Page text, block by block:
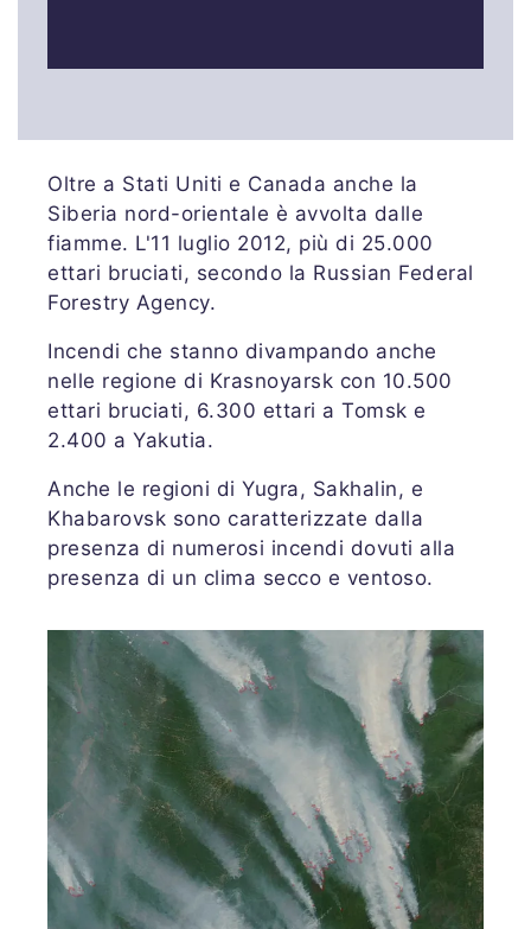
Oltre a Stati Uniti e Canada anche la
Siberia nord-orientale è avvolta dalle
fiamme. L'11 luglio 2012, più di 25.000
ettari bruciati, secondo la Russian Federal
Forestry Agency.
Incendi che stanno divampando anche
nelle regione di Krasnoyarsk con 10.500
ettari bruciati, 6.300 ettari a Tomsk e
2.400 a Yakutia.
Anche le regioni di Yugra, Sakhalin, e
Khabarovsk sono caratterizzate dalla
presenza di numerosi incendi dovuti alla
presenza di un clima secco e ventoso.